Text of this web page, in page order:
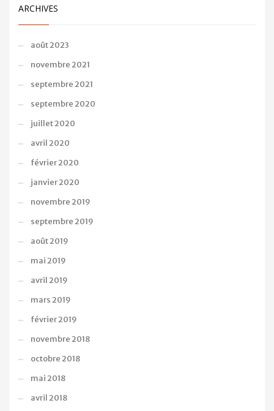
ARCHIVES
août 2023
novembre 2021
septembre 2021
septembre 2020
juillet 2020
avril 2020
février 2020
janvier 2020
novembre 2019
septembre 2019
août 2019
mai 2019
avril 2019
mars 2019
février 2019
novembre 2018
octobre 2018
mai 2018
avril 2018